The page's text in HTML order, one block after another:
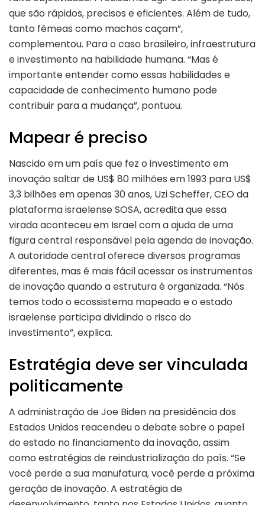
que são rápidos, precisos e eficientes. Além de tudo,
tanto fêmeas como machos caçam”,
complementou. Para o caso brasileiro, infraestrutura
e investimento na habilidade humana. “Mas é
importante entender como essas habilidades e
capacidade de conhecimento humano pode
contribuir para a mudança”, pontuou.
Mapear é preciso
Nascido em um país que fez o investimento em
inovação saltar de US$ 80 milhões em 1993 para US$
3,3 bilhões em apenas 30 anos, Uzi Scheffer, CEO da
plataforma israelense SOSA, acredita que essa
virada aconteceu em Israel com a ajuda de uma
figura central responsável pela agenda de inovação.
A autoridade central oferece diversos programas
diferentes, mas é mais fácil acessar os instrumentos
de inovação quando a estrutura é organizada. “Nós
temos todo o ecossistema mapeado e o estado
israelense participa dividindo o risco do
investimento”, explica.
Estratégia deve ser vinculada
politicamente
A administração de Joe Biden na presidência dos
Estados Unidos reacendeu o debate sobre o papel
do estado no financiamento da inovação, assim
como estratégias de reindustrialização do país. “Se
você perde a sua manufatura, você perde a próxima
geração de inovação. A estratégia de